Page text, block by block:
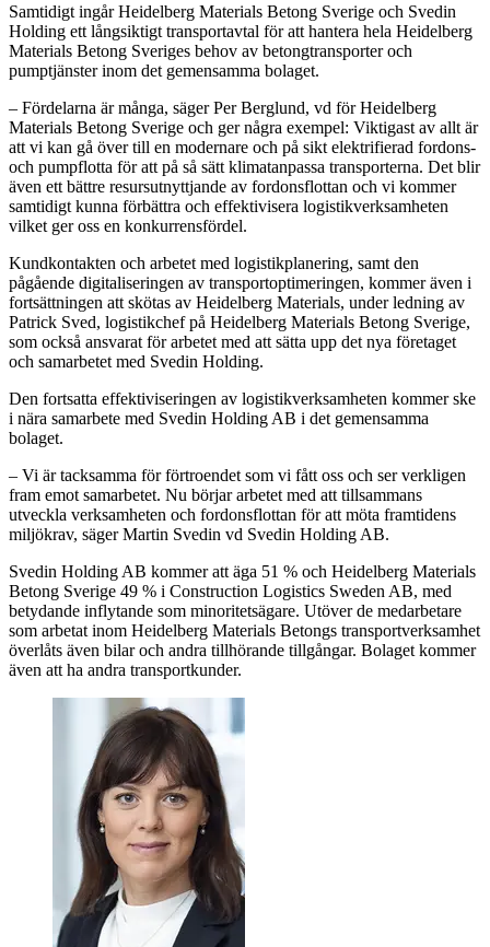
Samtidigt ingår Heidelberg Materials Betong Sverige och Svedin
Holding ett långsiktigt transportavtal för att hantera hela Heidelberg
Materials Betong Sveriges behov av betongtransporter och
pumptjänster inom det gemensamma bolaget.
– Fördelarna är många, säger Per Berglund, vd för Heidelberg
Materials Betong Sverige och ger några exempel: Viktigast av allt är
att vi kan gå över till en modernare och på sikt elektrifierad fordons-
och pumpflotta för att på så sätt klimatanpassa transporterna. Det blir
även ett bättre resursutnyttjande av fordonsflottan och vi kommer
samtidigt kunna förbättra och effektivisera logistikverksamheten
vilket ger oss en konkurrensfördel.
Kundkontakten och arbetet med logistikplanering, samt den
pågående digitaliseringen av transportoptimeringen, kommer även i
fortsättningen att skötas av Heidelberg Materials, under ledning av
Patrick Sved, logistikchef på Heidelberg Materials Betong Sverige,
som också ansvarat för arbetet med att sätta upp det nya företaget
och samarbetet med Svedin Holding.
Den fortsatta effektiviseringen av logistikverksamheten kommer ske
i nära samarbete med Svedin Holding AB i det gemensamma
bolaget.
– Vi är tacksamma för förtroendet som vi fått oss och ser verkligen
fram emot samarbetet. Nu börjar arbetet med att tillsammans
utveckla verksamheten och fordonsflottan för att möta framtidens
miljökrav, säger Martin Svedin vd Svedin Holding AB.
Svedin Holding AB kommer att äga 51 % och Heidelberg Materials
Betong Sverige 49 % i Construction Logistics Sweden AB, med
betydande inflytande som minoritetsägare. Utöver de medarbetare
som arbetat inom Heidelberg Materials Betongs transportverksamhet
överlåts även bilar och andra tillhörande tillgångar. Bolaget kommer
även att ha andra transportkunder.